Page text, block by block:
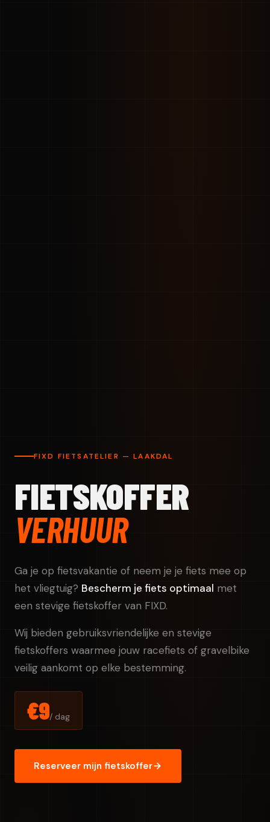
FIXD FIETSATELIER — LAAKDAL
FIETSKOFFER
VERHUUR
Ga je op fietsvakantie of neem je je fiets mee op
het vliegtuig? Bescherm je fiets optimaal met
een stevige fietskoffer van FIXD.
Wij bieden gebruiksvriendelijke en stevige
fietskoffers waarmee jouw racefiets of gravelbike
veilig aankomt op elke bestemming.
€9/ dag
Reserveer mijn fietskoffer